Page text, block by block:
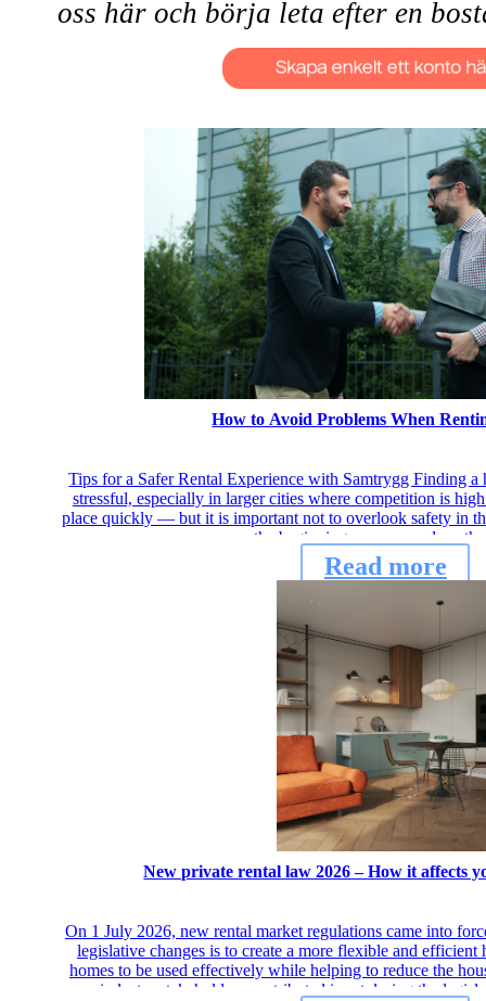
oss här och börja leta efter en
How to Avoid Problems When
Tips for a Safer Rental Experience with Samtrygg Finding a
stressful, especially in larger cities where competition is
place quickly — but it is important not to overlook safety in
the beginning, you can reduce
Read more
New private rental law 2026 – How it affects
On 1 July 2026, new rental market regulations came into
legislative changes is to create a more flexible and
homes to be used effectively while helping to reduce the
industry stakeholders contributed input during the